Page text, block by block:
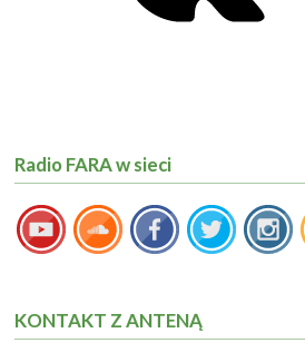
Radio FARA w sieci
KONTAKT Z ANTENĄ